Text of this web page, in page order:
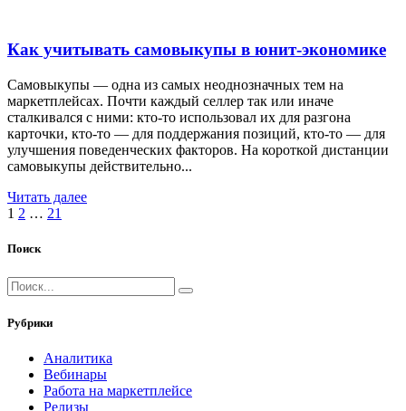
Как учитывать самовыкупы в юнит-экономике
Самовыкупы — одна из самых неоднозначных тем на
маркетплейсах. Почти каждый селлер так или иначе
сталкивался с ними: кто-то использовал их для разгона
карточки, кто-то — для поддержания позиций, кто-то — для
улучшения поведенческих факторов. На короткой дистанции
самовыкупы действительно...
Читать далее
1 2 … 21
Поиск
Рубрики
Аналитика
Вебинары
Работа на маркетплейсе
Релизы